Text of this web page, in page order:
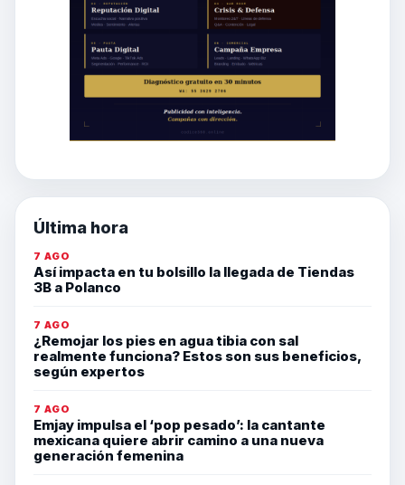
Última hora
7 AGO
Así impacta en tu bolsillo la llegada de Tiendas
3B a Polanco
7 AGO
¿Remojar los pies en agua tibia con sal
realmente funciona? Estos son sus beneficios,
según expertos
7 AGO
Emjay impulsa el ‘pop pesado’: la cantante
mexicana quiere abrir camino a una nueva
generación femenina